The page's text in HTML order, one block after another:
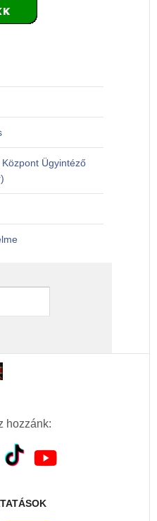
Ügyintéző
hozzánk: